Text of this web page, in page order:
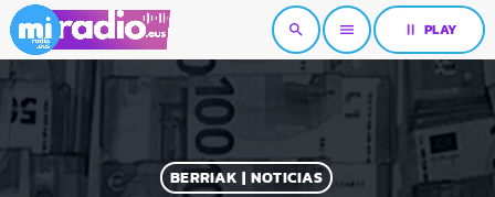
search menu pause PLAY
BERRIAK | NOTICIAS